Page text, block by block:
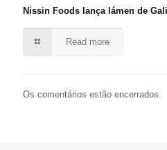
Nissin Foods lança lámen de
Read more
Os comentários estão encerrados.